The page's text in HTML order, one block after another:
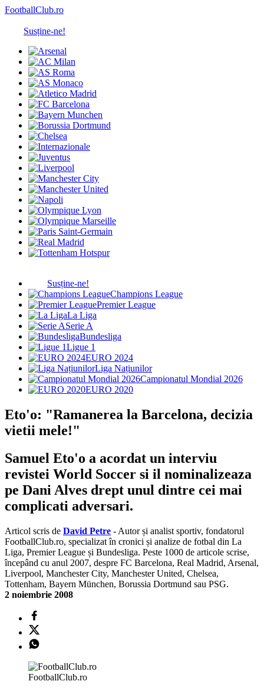
FootballClub.ro
Susține-ne!
Susține-ne!
Champions League
Premier League
La Liga
Serie A
Bundesliga
Ligue 1
EURO 2024
Liga Națiunilor
Campionatul Mondial 2026
EURO 2020
Eto'o: "Ramanerea la Barcelona, decizia
vietii mele!"
Samuel Eto'o a acordat un interviu
revistei World Soccer si il nominalizeaza
pe Dani Alves drept unul dintre cei mai
complicati adversari.
Articol scris de David Petre - Autor și analist sportiv, fondatorul
FootballClub.ro, specializat în cronici și analize de fotbal din La
Liga, Premier League și Bundesliga. Peste 1000 de articole scrise,
începând cu anul 2007, despre FC Barcelona, Real Madrid, Arsenal,
Liverpool, Manchester City, Manchester United, Chelsea,
Tottenham, Bayern München, Borussia Dortmund sau PSG.
2 noiembrie 2008
FootballClub.ro